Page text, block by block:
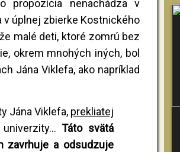
propozícia nenachádza v
v úplnej zbierke Kostnického
malé deti, ktoré zomrú bez
okrem mnohých iných, bol
Jána Viklefa, ako napríklad
Jána Viklefa, prekliatej
Táto svätá
zavrhuje a odsudzuje